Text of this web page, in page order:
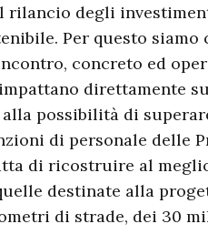
rilancio degli
Per questo siamo
concreto ed
direttamente
possibilità di
di personale delle
di ricostruire al
destinate alla
di strade, dei 30